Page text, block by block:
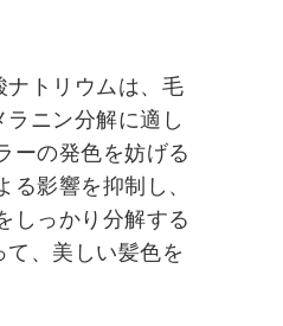
ナトリウムは、毛
ニン分解に適し
ーの発色を妨げる
影響を抑制し、
しっかり分解する
、美しい髪色を